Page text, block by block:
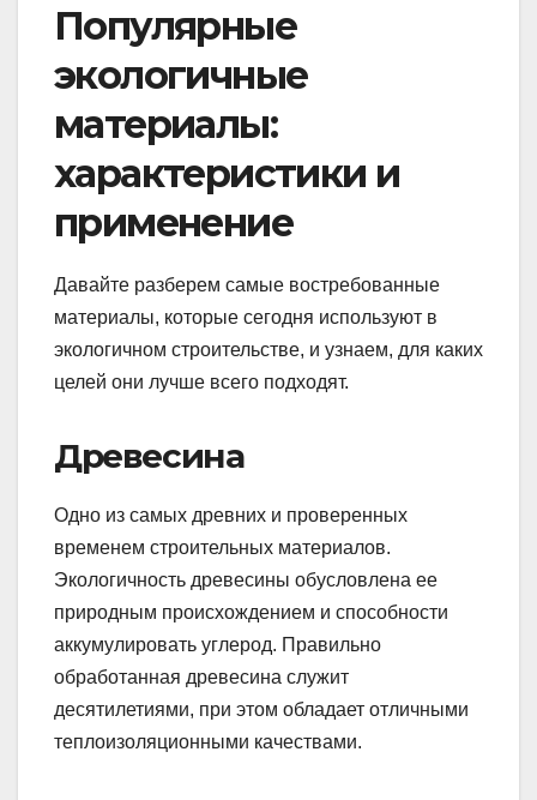
Популярные
экологичные
материалы:
характеристики и
применение
Давайте разберем самые востребованные
материалы, которые сегодня используют в
экологичном строительстве, и узнаем, для каких
целей они лучше всего подходят.
Древесина
Одно из самых древних и проверенных
временем строительных материалов.
Экологичность древесины обусловлена ее
природным происхождением и способности
аккумулировать углерод. Правильно
обработанная древесина служит
десятилетиями, при этом обладает отличными
теплоизоляционными качествами.